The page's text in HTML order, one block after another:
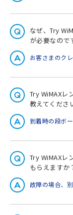
なぜ、Try
が必要なので
Try WiMAXレ
教えてくださ
Try WiMAXレ
もらえますか